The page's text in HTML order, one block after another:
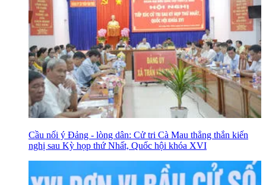
Cầu nối ý Đảng - lòng dân: Cử tri Cà Mau thẳng thắn kiến
nghị sau Kỳ họp thứ Nhất, Quốc hội khóa XVI